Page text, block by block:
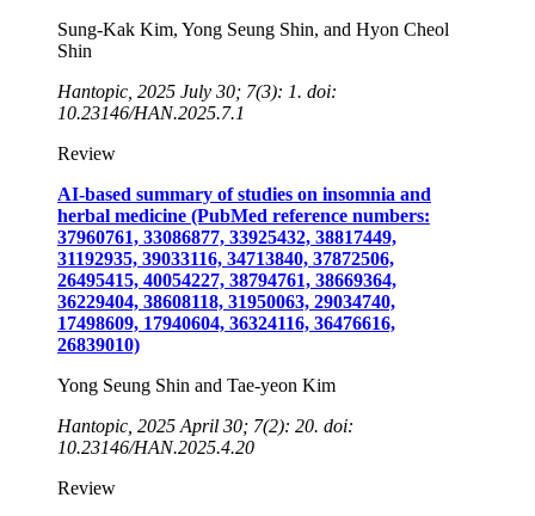
Sung-Kak Kim, Yong Seung Shin, and Hyon Cheol
Shin
Hantopic, 2025 July 30; 7(3): 1. doi:
10.23146/HAN.2025.7.1
Review
AI-based summary of studies on insomnia and
herbal medicine (PubMed reference numbers:
37960761, 33086877, 33925432, 38817449,
31192935, 39033116, 34713840, 37872506,
26495415, 40054227, 38794761, 38669364,
36229404, 38608118, 31950063, 29034740,
17498609, 17940604, 36324116, 36476616,
26839010)
Yong Seung Shin and Tae-yeon Kim
Hantopic, 2025 April 30; 7(2): 20. doi:
10.23146/HAN.2025.4.20
Review